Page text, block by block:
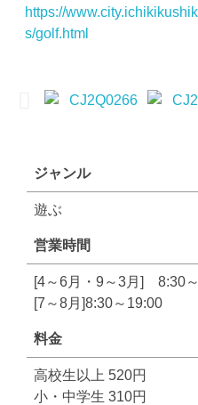
https://
s/golf.html
ジャンル
遊ぶ
営業時間
[4～6月・9～3月] 8:30
[7～8月]8:30～19:00
料金
高校生以上 520円
小・中学生 310円